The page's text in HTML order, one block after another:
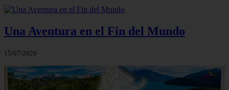
Una Aventura en el Fin del Mundo
15/07/2026